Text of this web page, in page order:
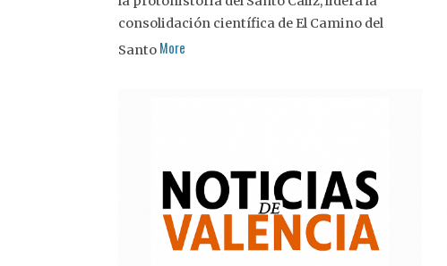
O
S
consolidación científica de El Camino del
Santo More